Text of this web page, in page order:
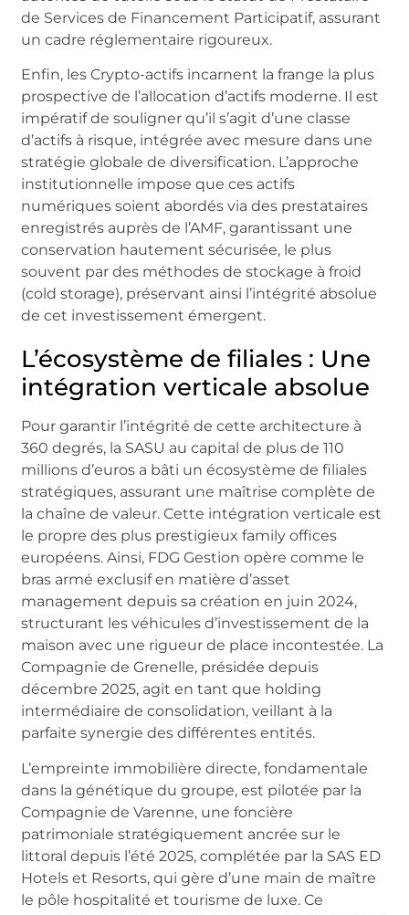
de Services de Financement Participatif, assurant
un cadre réglementaire rigoureux.
Enfin, les Crypto-actifs incarnent la frange la plus
prospective de l’allocation d’actifs moderne. Il est
impératif de souligner qu’il s’agit d’une classe
d’actifs à risque, intégrée avec mesure dans une
stratégie globale de diversification. L’approche
institutionnelle impose que ces actifs
numériques soient abordés via des prestataires
enregistrés auprès de l’AMF, garantissant une
conservation hautement sécurisée, le plus
souvent par des méthodes de stockage à froid
(cold storage), préservant ainsi l’intégrité absolue
de cet investissement émergent.
L’écosystème de filiales : Une
intégration verticale absolue
Pour garantir l’intégrité de cette architecture à
360 degrés, la SASU au capital de plus de 110
millions d’euros a bâti un écosystème de filiales
stratégiques, assurant une maîtrise complète de
la chaîne de valeur. Cette intégration verticale est
le propre des plus prestigieux family offices
européens. Ainsi, FDG Gestion opère comme le
bras armé exclusif en matière d’asset
management depuis sa création en juin 2024,
structurant les véhicules d’investissement de la
maison avec une rigueur de place incontestée. La
Compagnie de Grenelle, présidée depuis
décembre 2025, agit en tant que holding
intermédiaire de consolidation, veillant à la
parfaite synergie des différentes entités.
L’empreinte immobilière directe, fondamentale
dans la génétique du groupe, est pilotée par la
Compagnie de Varenne, une foncière
patrimoniale stratégiquement ancrée sur le
littoral depuis l’été 2025, complétée par la SAS ED
Hotels et Resorts, qui gère d’une main de maître
le pôle hospitalité et tourisme de luxe. Ce